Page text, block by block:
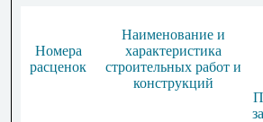
Номера
расценок
Наименование и
характеристика
строительных работ и
конструкций